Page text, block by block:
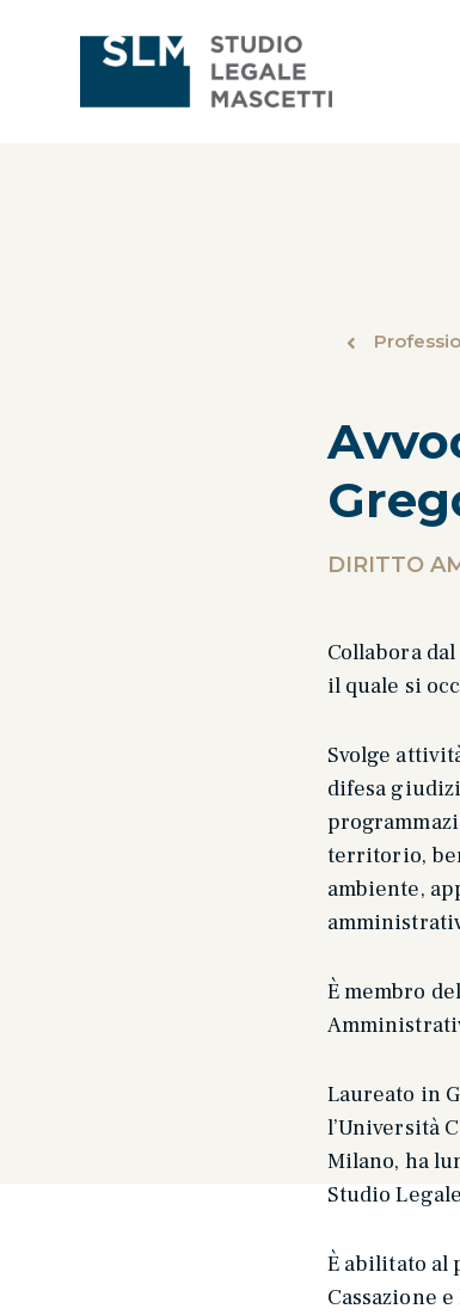
DIRITTO
Collabora
il quale si
Svolge
difesa
territorio,
ambiente,
È membro
Laureato in
l’Università
Milano, ha
Studio
È abilitato al
Cassazione